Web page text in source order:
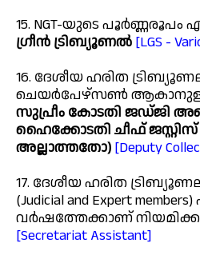
15. NGT-യുടെ പൂർണ്ണരൂപം
ഗ്രീൻ ട്രിബ്യൂണൽ [LGS -
16. ദേശീയ ഹരിത
ചെയർപേഴ്സൺ
സുപ്രീം കോടതി ജഡ്ജി
ഹൈക്കോടതി ചീഫ് ജസ്റ്റിസ്
അല്ലാത്തതോ) [Deputy
17. ദേശീയ ഹരിത
(Judicial and Expert
വർഷത്തേക്കാണ്
[Secretariat Assistant]